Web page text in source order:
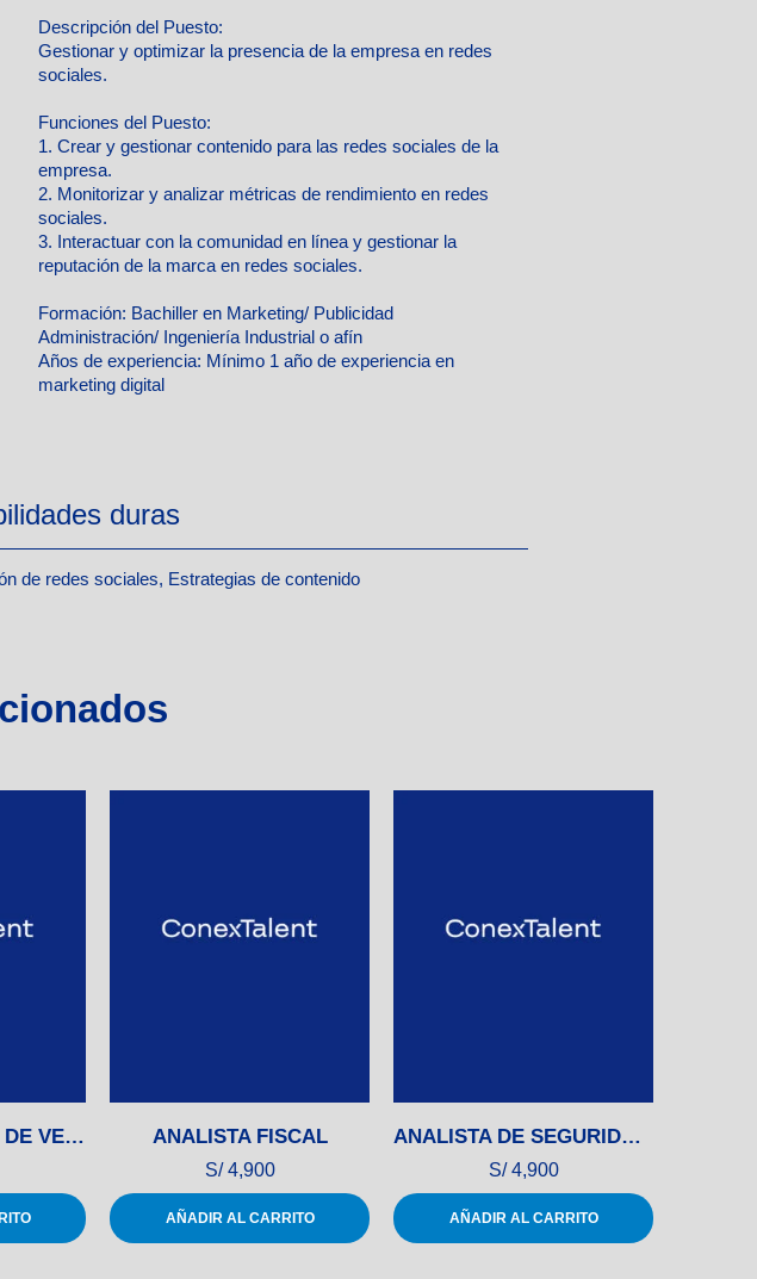
Descripción del Puesto:
Gestionar y optimizar la presencia de la empresa en redes
sociales.
Funciones del Puesto:
1. Crear y gestionar contenido para las redes sociales de la
empresa.
2. Monitorizar y analizar métricas de rendimiento en redes
sociales.
3. Interactuar con la comunidad en línea y gestionar la
reputación de la marca en redes sociales.
Formación: Bachiller en Marketing/ Publicidad
Administración/ Ingeniería Industrial o afín
Años de experiencia: Mínimo 1 año de experiencia en
marketing digital
duras
de redes sociales, Estrategias de contenido
REPRESENTANTE DE VENTAS ANALISTA FISCAL
S/4,900
AÑADIR AL CARRITO
ANALISTA DE SEGURIDAD INFORMÁTICA
S/4,900
AÑADIR AL CARRITO